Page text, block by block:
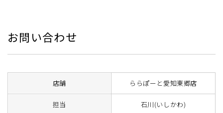
お問い合わせ
店舗 ららぽーと愛知東郷店
担当 石川(いしかわ)